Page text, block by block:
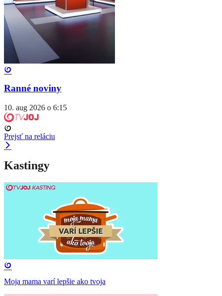
Ranné noviny
10. aug 2026 o 6:15
Prejsť na reláciu
Kastingy
Moja mama varí lepšie ako tvoja